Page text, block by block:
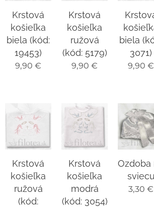
Krstová
košieľka
biela (kód:
19453)
9,90 €
Krstová
košieľka
ružová
(kód: 5179)
9,90 €
biela
3071)
9,90 €
Krstová
košieľka
ružová
(kód:
Krstová
košieľka
modrá
(kód: 3054)
Ozdoba
sviecu
3,30 €